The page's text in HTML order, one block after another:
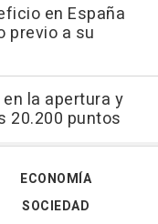
en España
previo a su
la apertura y
20.200 puntos
ECONOMÍA
SOCIEDAD